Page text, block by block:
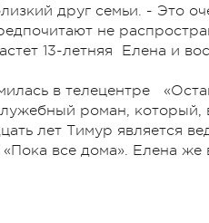
друг семьи. - Это
не
13-летняя Елена и
в телецентре
роман,
лет Тимур является
«Пока все дома». Елена